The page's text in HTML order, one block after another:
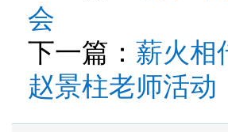
会
下一篇： 薪火相
赵景柱老师活动